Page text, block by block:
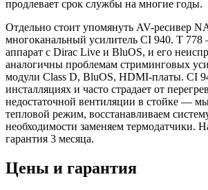
продлевает срок службы на многие годы.
Отдельно стоит упомянуть AV-ресивер
многоканальный усилитель CI 940. T 778
аппарат с Dirac Live и BluOS, и его
аналогичны проблемам стриминговых
модули Class D, BluOS, HDMI-платы. CI
инсталляциях и часто страдает от
недостаточной вентиляции в стойке —
тепловой режим, восстанавливаем
необходимости заменяем термодатчики.
гарантия 3 месяца.
Цены и гарантия